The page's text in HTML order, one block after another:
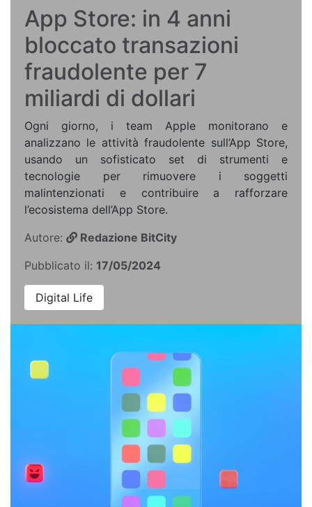
App Store: in 4 anni
bloccato transazioni
fraudolente per 7
miliardi di dollari
Ogni giorno, i team Apple monitorano e
analizzano le attività fraudolente sull’App Store,
usando un sofisticato set di strumenti e
tecnologie per rimuovere i soggetti
malintenzionati e contribuire a rafforzare
l’ecosistema dell’App Store.
Autore:
Redazione BitCity
Pubblicato il: 17/05/2024
Digital Life